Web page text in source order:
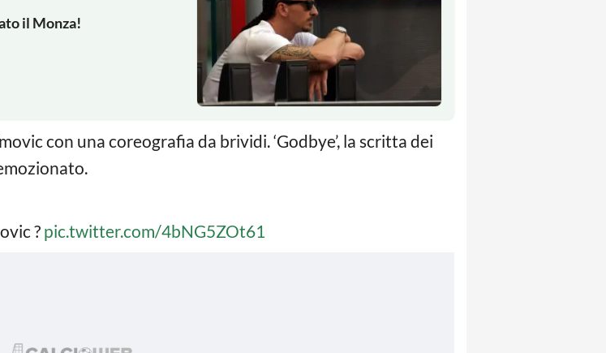
il Monza!
con una coreografia da brividi. ‘Godbye’, la scritta dei
? pic.twitter.com/4bNG5ZOt61